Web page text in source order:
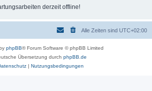
derzeit offline!
Alle Zeiten sind UTC+02:00
phpBB® Forum Software © phpBB Limited
Übersetzung durch phpBB.de
| Nutzungsbedingungen